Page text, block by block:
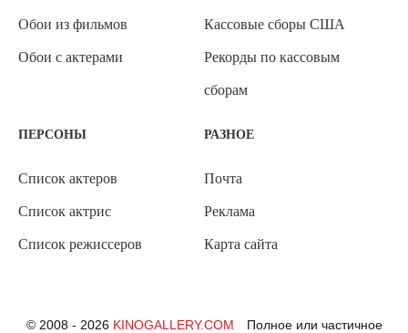
Обои из фильмов
Обои с актерами
Кассовые сборы США
Рекорды по кассовым
сборам
ПЕРСОНЫ
Список актеров
Список актрис
Список режиссеров
РАЗНОЕ
Почта
Реклама
Карта сайта
© 2008 - 2026 KINOGALLERY.COM Полное или частичное